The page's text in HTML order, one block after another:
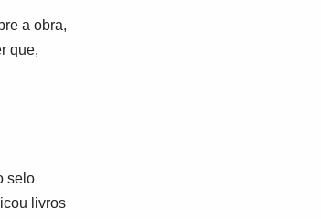
a obra,
que,
selo
livros